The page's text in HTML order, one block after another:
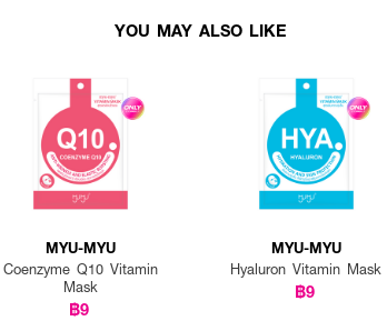
YOU MAY ALSO LIKE
MYU-MYU
Coenzyme Q10 Vitamin
Mask
฿9
MYU-MYU
Hyaluron Vitamin Mask
฿9